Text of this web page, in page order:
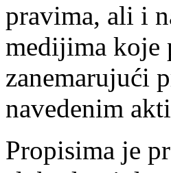
pravima, ali i
medijima koje
zanemarujući
navedenim
Propisima je